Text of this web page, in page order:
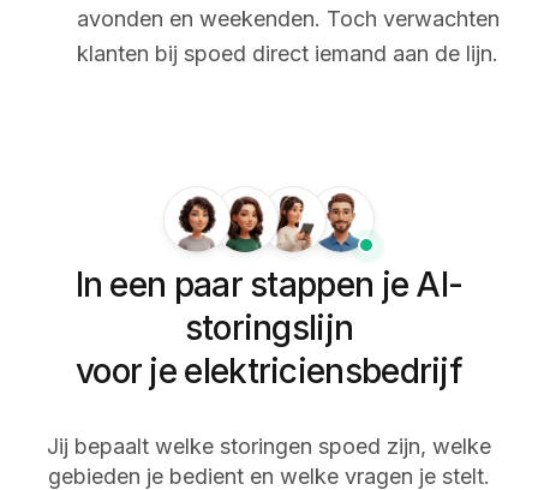
avonden en weekenden. Toch verwachten
klanten bij spoed direct iemand aan de lijn.
In een paar stappen je AI-
storingslijn
voor je elektriciensbedrijf
Jij bepaalt welke storingen spoed zijn, welke
gebieden je bedient en welke vragen je stelt.